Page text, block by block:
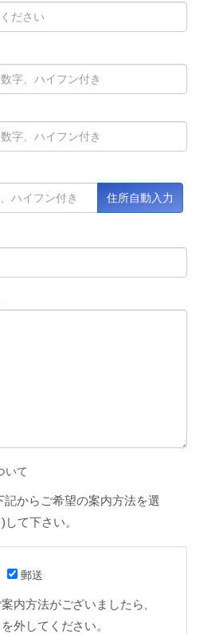
いて
からご希望の案内方法を選
)して下さい。
郵送
内方法がございましたら、
外してください。